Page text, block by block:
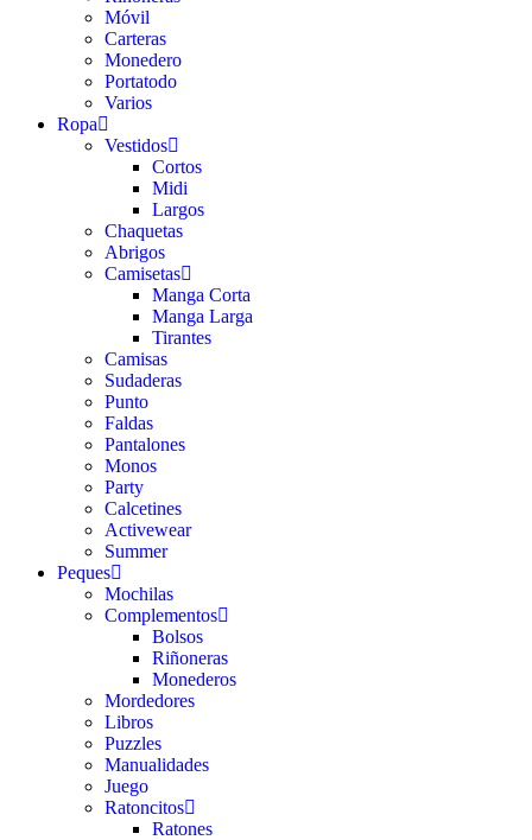
Móvil
Carteras
Monedero
Portatodo
Varios
Ropa
Vestidos
Cortos
Midi
Largos
Chaquetas
Abrigos
Camisetas
Manga Corta
Manga Larga
Tirantes
Camisas
Sudaderas
Punto
Faldas
Pantalones
Monos
Party
Calcetines
Activewear
Summer
Peques
Mochilas
Complementos
Bolsos
Riñoneras
Monederos
Mordedores
Libros
Puzzles
Manualidades
Juego
Ratoncitos
Ratones